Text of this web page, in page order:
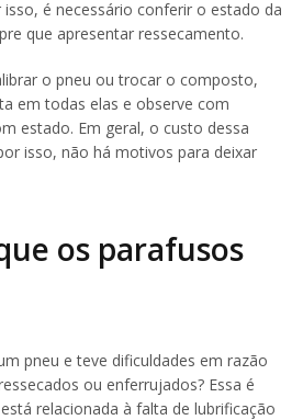
é necessário conferir o estado da
que apresentar ressecamento.
o pneu ou trocar o composto,
em todas elas e observe com
estado. Em geral, o custo dessa
isso, não há motivos para deixar
os parafusos
pneu e teve dificuldades em razão
ou enferrujados? Essa é
relacionada à falta de lubrificação